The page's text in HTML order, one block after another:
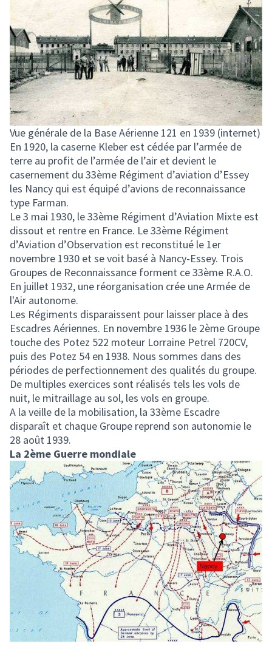
Vue générale de la Base Aérienne 121 en 1939 (internet)
En 1920, la caserne Kleber est cédée par l’armée de
terre au profit de l’armée de l’air et devient le
casernement du 33ème Régiment d’aviation d’Essey
les Nancy qui est équipé d’avions de reconnaissance
type Farman.
Le 3 mai 1930, le 33ème Régiment d’Aviation Mixte est
dissout et rentre en France. Le 33ème Régiment
d’Aviation d’Observation est reconstitué le 1er
novembre 1930 et se voit basé à Nancy-Essey. Trois
Groupes de Reconnaissance forment ce 33ème R.A.O.
En juillet 1932, une réorganisation crée une Armée de
l'Air autonome.
Les Régiments disparaissent pour laisser place à des
Escadres Aériennes. En novembre 1936 le 2ème Groupe
touche des Potez 522 moteur Lorraine Petrel 720CV,
puis des Potez 54 en 1938. Nous sommes dans des
périodes de perfectionnement des qualités du groupe.
De multiples exercices sont réalisés tels les vols de
nuit, le mitraillage au sol, les vols en groupe.
A la veille de la mobilisation, la 33ème Escadre
disparaît et chaque Groupe reprend son autonomie le
28 août 1939.
La 2ème Guerre mondiale